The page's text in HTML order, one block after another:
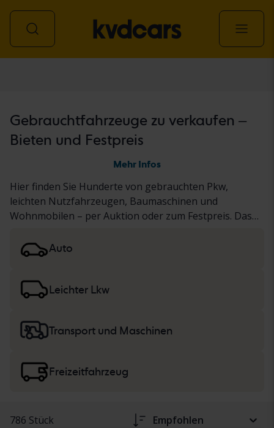
Gebrauchtfahrzeuge zu verkaufen –
Bieten und Festpreis
Mehr Infos
Hier finden Sie Hunderte von gebrauchten Pkw,
leichten Nutzfahrzeugen, Baumaschinen und
Wohnmobilen – per Auktion oder zum Festpreis. Das
Test unterzogen oder nach einem standardisierten
Protokoll dokumentiert. Die Ergebnisse finden Sie in
Kauf
von Pkw und leichten Nutzfahrzeugen
Auto
Leichter Lkw
Transport und Maschinen
Freizeitfahrzeug
786 Stück Empfohlen